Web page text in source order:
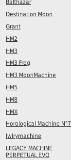
Balthazar
Destination Moon
Grant
HM2
HM3
HM3 Frog
HM3 MoonMachine
HM5
HM8
HMX
Horological Machine N°7
Jwlrymachine
LEGACY MACHINE
PERPETUAL EVO